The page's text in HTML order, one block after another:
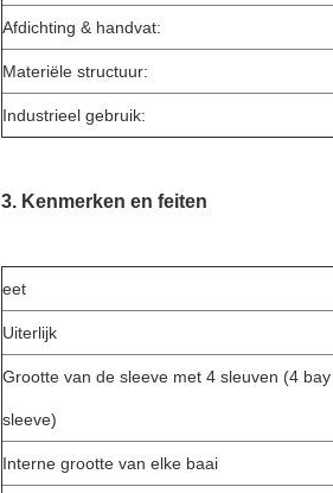
Afdichting & handvat:
Materiële structuur:
Industrieel gebruik:
3. Kenmerken en feiten
eet
Uiterlijk
Grootte van de sleeve met 4 sleuven (4 bay
sleeve)
Interne grootte van elke baai